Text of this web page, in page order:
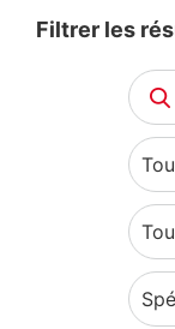
Filtrer les